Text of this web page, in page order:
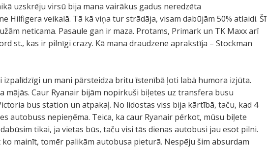
uzskrēju virsū bija mana vairākus gadus neredzēta
Hilfigera veikalā. Tā kā viņa tur strādāja, visam dabūjām 50% atlaidi. Šī
neticama. Pasaule gan ir maza. Protams, Primark un TK Maxx arī
st., kas ir pilnīgi crazy. Kā mana draudzene aprakstīja – Stockman
izpalīdzīgi un mani pārsteidza britu īstenībā ļoti labā humora izjūta.
mājās. Caur Ryanair bijām nopirkuši biļetes uz transfera busu
bus station un atpakaļ. No lidostas viss bija kārtībā, taču, kad 4
autobuss nepieņēma. Teica, ka caur Ryanair pērkot, mūsu biļete
tikai, ja vietas būs, taču visi tās dienas autobusi jau esot pilni.
ko mainīt, tomēr palikām autobusa pieturā. Nespēju šim absurdam